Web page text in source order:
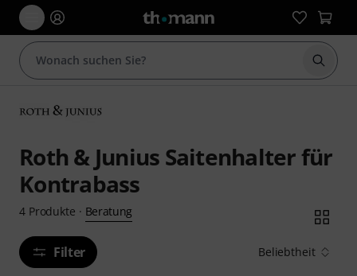
Suche
Roth & Junius Saitenhalter für
Kontrabass
4 Produkte · Beratung
Filter Beliebtheit